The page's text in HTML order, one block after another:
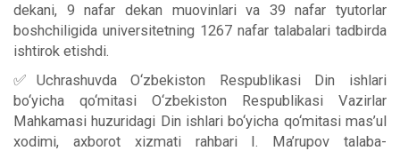
dekani, 9 nafar dekan muovinlari va 39 nafar tyutorlar
boshchiligida universitetning 1267 nafar talabalari tadbirda
ishtirok etishdi.
✅Uchrashuvda O‘zbekiston Respublikasi Din ishlari
bo‘yicha qo‘mitasi O‘zbekiston Respublikasi Vazirlar
Mahkamasi huzuridagi Din ishlari bo‘yicha qo‘mitasi mas’ul
xodimi, axborot xizmati rahbari I. Ma’rupov talaba-